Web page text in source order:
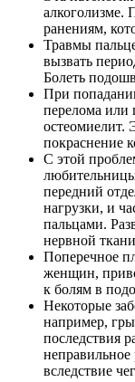
ранениям,
Травмы
вызвать
Болеть
При
перелома или
остеомиелит.
покраснение
С этой
передний
нагрузки, и
пальцами.
нервной
Поперечное
женщин,
к болям в
Некоторые
например,
последствия
неправильное
вследствие